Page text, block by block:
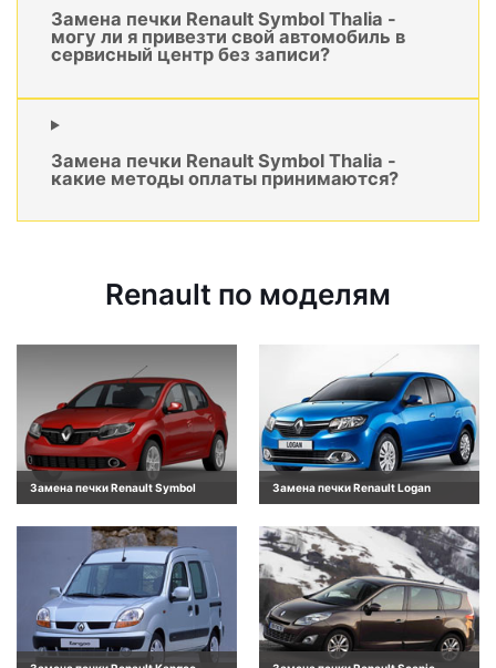
Замена печки Renault Symbol Thalia -
могу ли я привезти свой автомобиль в
сервисный центр без записи?
Замена печки Renault Symbol Thalia -
какие методы оплаты принимаются?
Renault по моделям
Замена печки Renault Symbol Замена печки Renault Logan